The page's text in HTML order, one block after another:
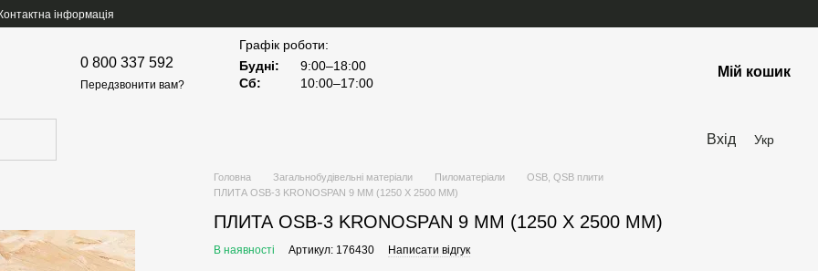
Контактна інформація
0 800 337 592
Передзвонити вам?
Графік роботи:
Будні:
9:00–18:00
Сб:
10:00–17:00
Мій кошик
Вхід Укр
Головна Загальнобудівельні матеріали Пиломатеріали
OSB, QSB плити
ПЛИТА OSB-3 KRONOSPAN 9 ММ (1250 Х 2500 ММ)
ПЛИТА OSB-3 KRONOSPAN 9 ММ (1250 Х 2500 ММ)
В наявності Артикул: 176430 Написати відгук